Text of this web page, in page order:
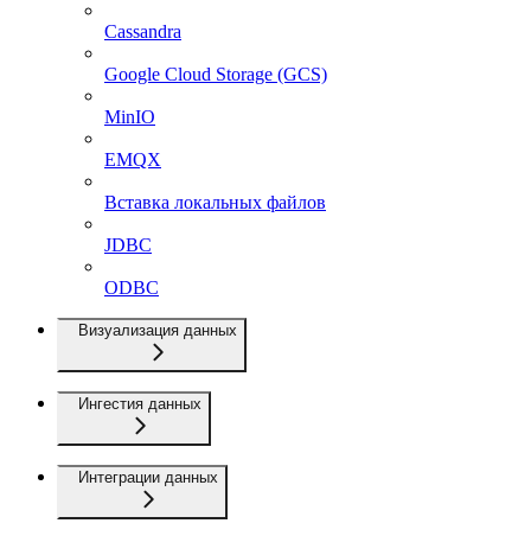
Cassandra
Google Cloud Storage (GCS)
MinIO
EMQX
Вставка локальных файлов
JDBC
ODBC
Визуализация данных
Ингестия данных
Интеграции данных